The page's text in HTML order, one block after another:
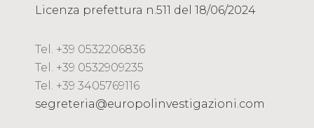
Licenza prefettura n.511 del 18/06/2024
Tel. +39 0532206836
Tel. +39 0532909235
Tel. +39 3405769116
segreteria@europolinvestigazioni.com